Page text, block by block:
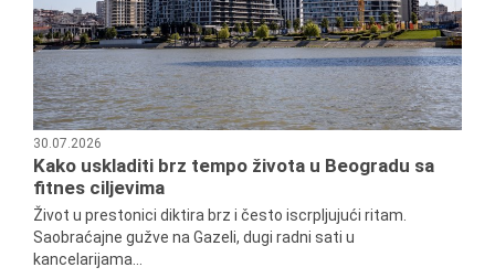
30.07.2026
Kako uskladiti brz tempo života u Beogradu sa
fitnes ciljevima
Život u prestonici diktira brz i često iscrpljujući ritam.
Saobraćajne gužve na Gazeli, dugi radni sati u
kancelarijama...